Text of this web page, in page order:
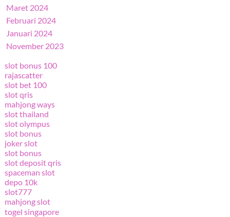
Maret 2024
Februari 2024
Januari 2024
November 2023
slot bonus 100
rajascatter
slot bet 100
slot qris
mahjong ways
slot thailand
slot olympus
slot bonus
joker slot
slot bonus
slot deposit qris
spaceman slot
depo 10k
slot777
mahjong slot
togel singapore